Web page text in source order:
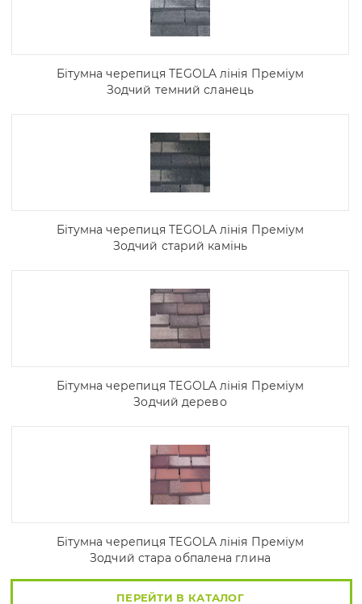
Бітумна черепиця TEGOLA лінія Преміум
Зодчий темний сланець
Бітумна черепиця TEGOLA лінія Преміум
Зодчий старий камінь
Бітумна черепиця TEGOLA лінія Преміум
Зодчий дерево
Бітумна черепиця TEGOLA лінія Преміум
Зодчий стара обпалена глина
ПЕРЕЙТИ В КАТАЛОГ